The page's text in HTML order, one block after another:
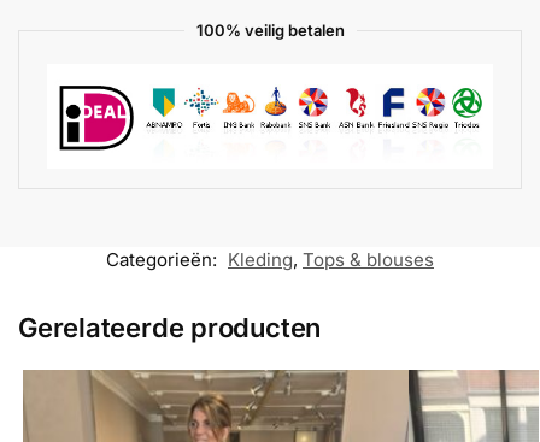
100% veilig betalen
Categorieën: Kleding, Tops & blouses
Gerelateerde producten